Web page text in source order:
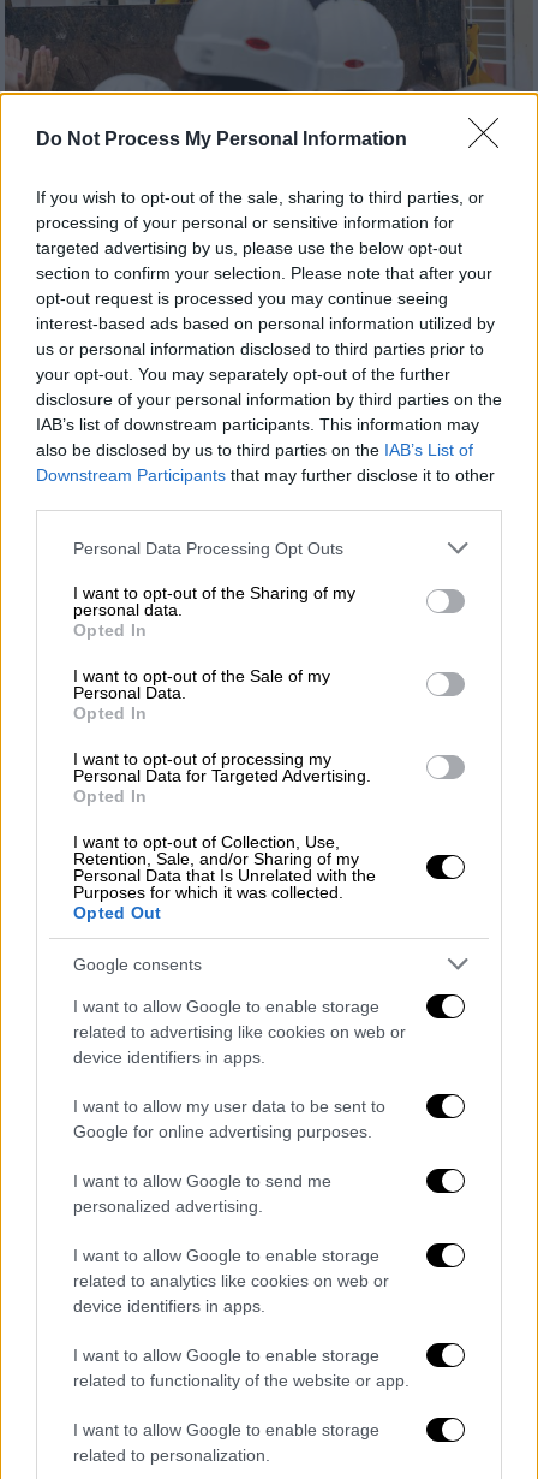
Do Not Process My Personal Information
If you wish to opt-out of the sale, sharing to third parties, or
processing of your personal or sensitive information for
targeted advertising by us, please use the below opt-out
section to confirm your selection. Please note that after your
opt-out request is processed you may continue seeing
interest-based ads based on personal information utilized by
us or personal information disclosed to third parties prior to
your opt-out. You may separately opt-out of the further
disclosure of your personal information by third parties on the
IAB’s list of downstream participants. This information may
also be disclosed by us to third parties on the IAB’s List of
Downstream Participants that may further disclose it to other
Please note that this website/app uses one or more Google
not limited to your visit or usage behaviour. You may click to
grant or deny consent to Google and its third-party tags to
use your data for below specified purposes in below Google
consent section.
Personal Data Processing Opt Outs
I want to opt-out of the Sharing of my
personal data.
Opted In
I want to opt-out of the Sale of my
Personal Data.
Opted In
I want to opt-out of processing my
Personal Data for Targeted Advertising.
Opted In
I want to opt-out of Collection, Use,
Retention, Sale, and/or Sharing of my
Personal Data that Is Unrelated with the
Purposes for which it was collected.
Opted Out
Google consents
I want to allow Google to enable storage
related to advertising like cookies on web or
device identifiers in apps.
I want to allow my user data to be sent to
Google for online advertising purposes.
I want to allow Google to send me
personalized advertising.
I want to allow Google to enable storage
related to analytics like cookies on web or
device identifiers in apps.
I want to allow Google to enable storage
related to functionality of the website or app.
I want to allow Google to enable storage
related to personalization.
ΑΝΤ1: Ξεκίνησαν τα γυρίσματα για τη
νέα εκπομπή «Extreme Makeover: Home
Edition» - Τα πρώτα στιγμιότυπα
Ο Σπύρος Σούλης και οι συνεργάτες του
σήκωσαν τα μανίκια και ξεκίνησαν τα
γκρεμίσματα… και τα γυρίσματα
Κόσμος|11.05.2026 14:01
«Ήταν ένα τέρας, μας κακοποιούσε
σεξουαλικά για χρόνια» λένε τα παιδιά
της «μυστικής οικογένειας» του Μάικλ
Τζάκσον
Η γνωρίμία του «Βασιλιά της Ποπ» με έναν
ξενοδόχο, η επαφή με τους γιους και την
κόρη του και η επί σειρά ετών επισκέψεις
του στο σπίτι των Κάσιο